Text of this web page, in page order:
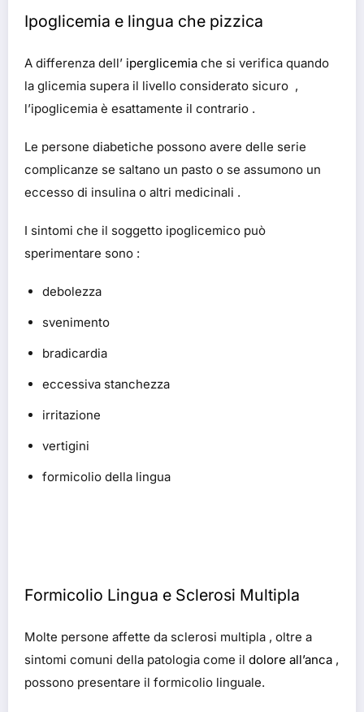
Ipoglicemia e lingua che pizzica
A differenza dell’ iperglicemia che si verifica quando
la glicemia supera il livello considerato sicuro ,
l’ipoglicemia è esattamente il contrario .
Le persone diabetiche possono avere delle serie
complicanze se saltano un pasto o se assumono un
eccesso di insulina o altri medicinali .
I sintomi che il soggetto ipoglicemico può
sperimentare sono :
debolezza
svenimento
bradicardia
eccessiva stanchezza
irritazione
vertigini
formicolio della lingua
Formicolio Lingua e Sclerosi Multipla
Molte persone affette da sclerosi multipla , oltre a
sintomi comuni della patologia come il dolore all’anca ,
possono presentare il formicolio linguale.